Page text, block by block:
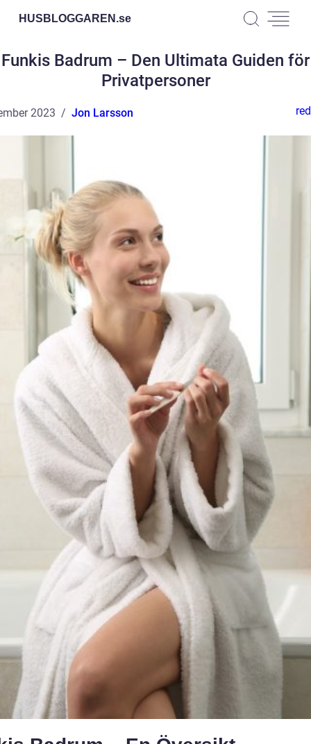
HUSBLOGGAREN.se
Funkis Badrum – Den Ultimata Guiden för
Privatpersoner
2023 Jon Larsson